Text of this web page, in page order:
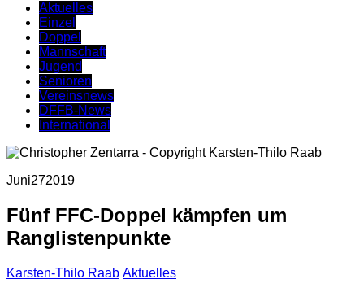
Aktuelles
Einzel
Doppel
Mannschaft
Jugend
Senioren
Vereinsnews
DFFB-News
International
Juni272019
Fünf FFC-Doppel kämpfen um
Ranglistenpunkte
Karsten-Thilo Raab Aktuelles